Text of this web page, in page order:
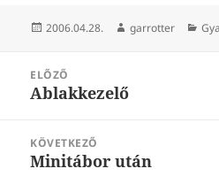
Közzétéve
2006.04.28. Szerző
garrotter
navigáció
ELŐZŐ
Korábbi
Ablakkezelő
KÖVETKEZŐ
Következő
Minitábor után